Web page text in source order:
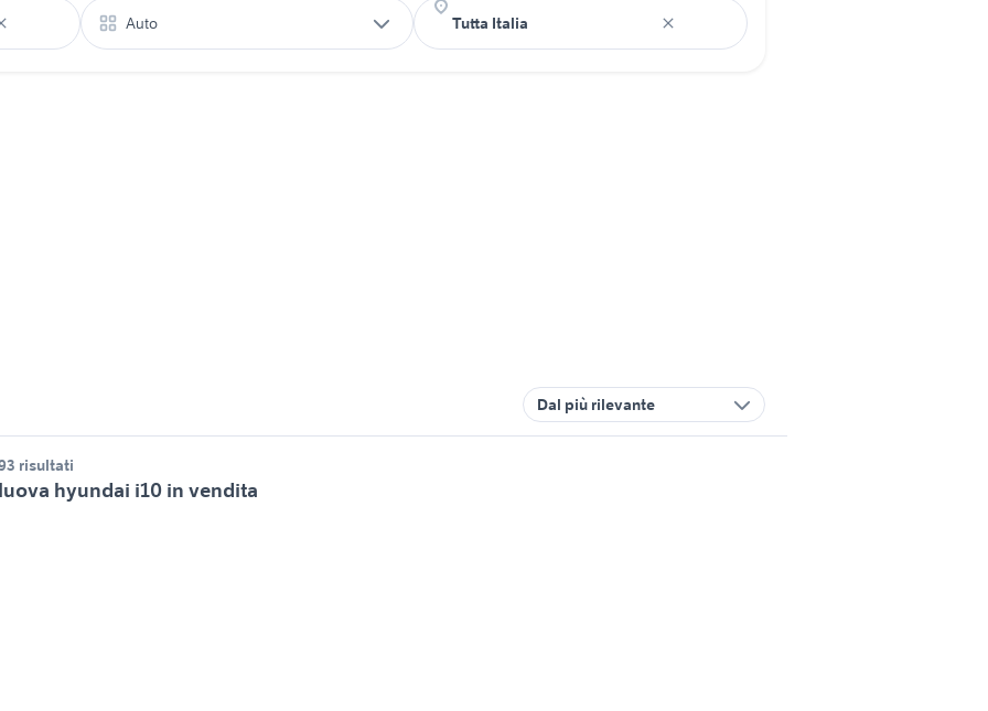
Auto
Dal più rilevante
risultati
hyundai i10 in vendita